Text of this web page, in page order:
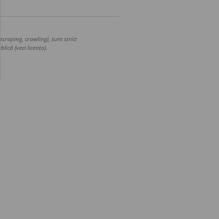
crawling), sunt strict
(vezi licența).